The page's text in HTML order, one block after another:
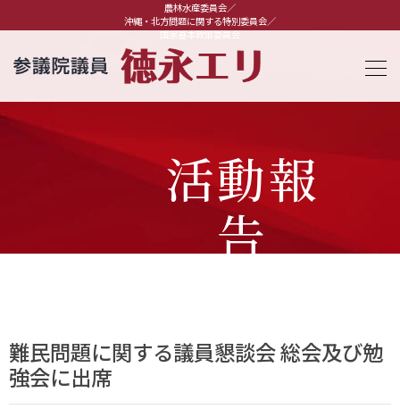
農林水産委員会／
沖縄・北方問題に関する特別委員会／
国家基本政策委員会
活動報
告
難民問題に関する議員懇談会 総会及び勉
強会に出席